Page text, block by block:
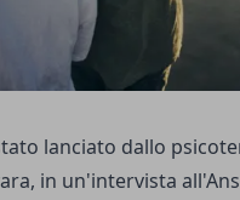
lanciato dallo
in un'intervista